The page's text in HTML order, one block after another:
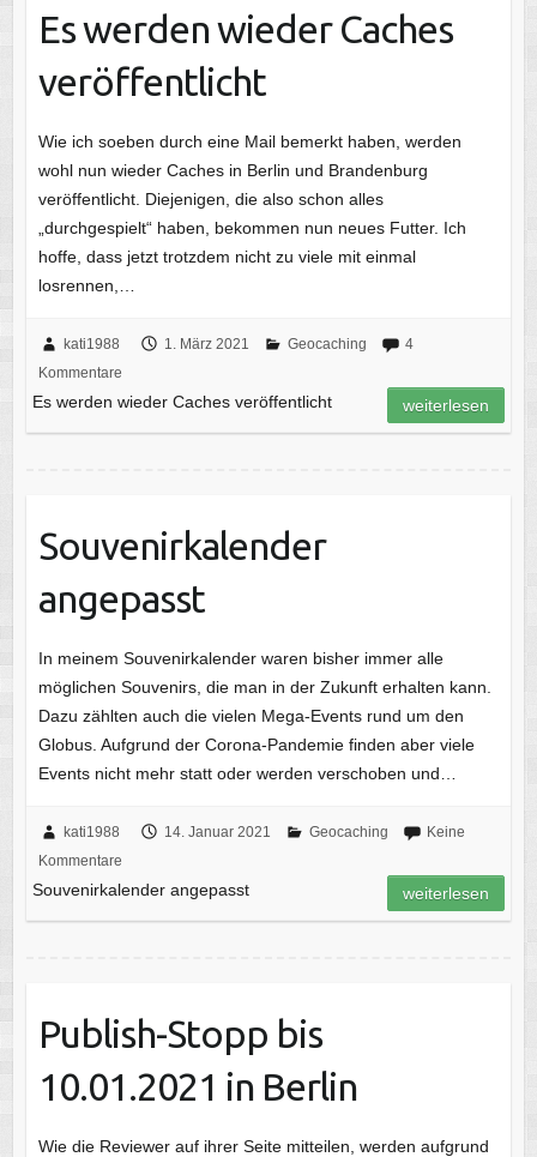
Es werden wieder Caches
veröffentlicht
Wie ich soeben durch eine Mail bemerkt haben, werden
wohl nun wieder Caches in Berlin und Brandenburg
veröffentlicht. Diejenigen, die also schon alles
„durchgespielt“ haben, bekommen nun neues Futter. Ich
hoffe, dass jetzt trotzdem nicht zu viele mit einmal
losrennen,…
kati1988 1. März 2021 Geocaching
4
Kommentare
Es werden wieder Caches veröffentlicht weiterlesen
Souvenirkalender
angepasst
In meinem Souvenirkalender waren bisher immer alle
möglichen Souvenirs, die man in der Zukunft erhalten kann.
Dazu zählten auch die vielen Mega-Events rund um den
Globus. Aufgrund der Corona-Pandemie finden aber viele
Events nicht mehr statt oder werden verschoben und…
kati1988 14. Januar 2021 Geocaching
Keine
Kommentare
Souvenirkalender angepasst weiterlesen
Publish-Stopp bis
10.01.2021 in Berlin
Wie die Reviewer auf ihrer Seite mitteilen, werden aufgrund